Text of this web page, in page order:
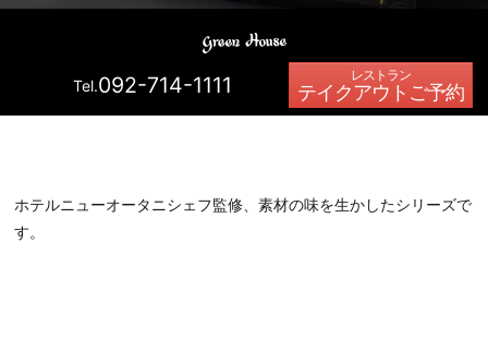
Tel.092-714-1111 テイクアウトご予約
ホテルニューオータニシェフ監修、素材の味を生かしたシリーズで
す。